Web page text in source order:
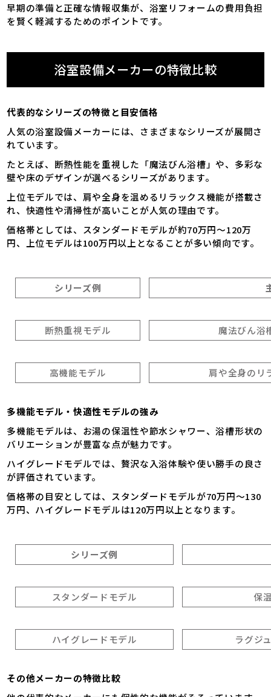
早期の準備と正確な情報収集が、浴室リフォームの費用負担
を賢く軽減するためのポイントです。
浴室設備メーカーの特徴比較
代表的なシリーズの特徴と目安価格
人気の浴室設備メーカーには、さまざまなシリーズが展開さ
れています。
たとえば、断熱性能を重視した「魔法びん浴槽」や、多彩な
壁や床のデザインが選べるシリーズがあります。
上位モデルでは、肩や全身を温めるリラックス機能が搭載さ
れ、快適性や清掃性が高いことが人気の理由です。
価格帯としては、スタンダードモデルが約70万円～120万
円、上位モデルは100万円以上となることが多い傾向です。
シリーズ例
断熱重視モデル 魔法びん浴
高機能モデル 肩や全身のリ
多機能モデル・快適性モデルの強み
多機能モデルは、お湯の保温性や節水シャワー、浴槽形状の
バリエーションが豊富な点が魅力です。
ハイグレードモデルでは、贅沢な入浴体験や使い勝手の良さ
が評価されています。
価格帯の目安としては、スタンダードモデルが70万円～130
万円、ハイグレードモデルは120万円以上となります。
シリーズ例
スタンダードモデル 保
ハイグレードモデル ラグジ
その他メーカーの特徴比較